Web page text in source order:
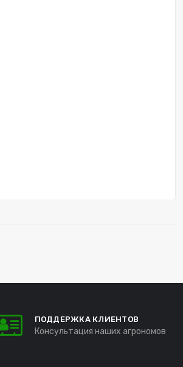
ПОДДЕРЖКА КЛИЕНТОВ
Консультация наших агрономов